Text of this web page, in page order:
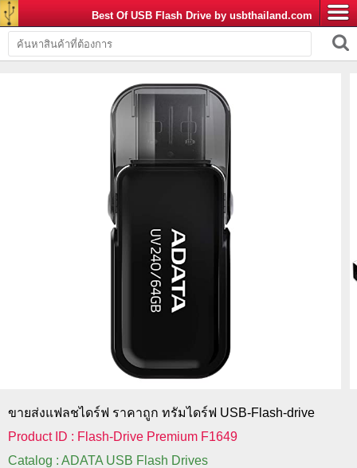
Best Of USB Flash Drive by usbthailand.com
ขายส่งแฟลชไดร์ฟ ราคาถูก ทรัมไดร์ฟ USB-Flash-drive
Product ID : Flash-Drive Premium F1649
Catalog : ADATA USB Flash Drives